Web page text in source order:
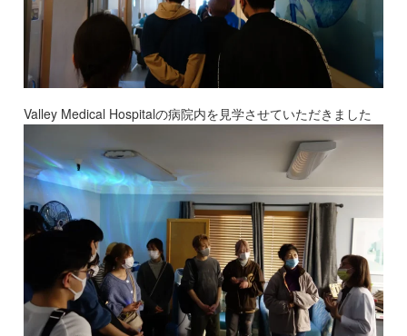
Valley Medical Hospitalの病院内を見学させていただきました